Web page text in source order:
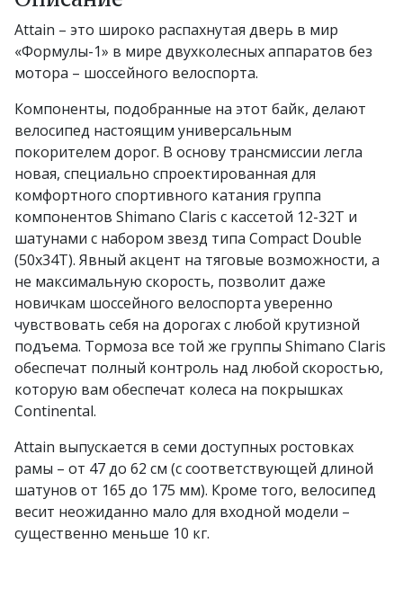
Attain – это широко распахнутая дверь в мир
«Формулы-1» в мире двухколесных аппаратов без
мотора – шоссейного велоспорта.
Компоненты, подобранные на этот байк, делают
велосипед настоящим универсальным
покорителем дорог. В основу трансмиссии легла
новая, специально спроектированная для
комфортного спортивного катания группа
компонентов Shimano Claris с кассетой 12-32Т и
шатунами с набором звезд типа Compact Double
(50х34Т). Явный акцент на тяговые возможности, а
не максимальную скорость, позволит даже
новичкам шоссейного велоспорта уверенно
чувствовать себя на дорогах с любой крутизной
подъема. Тормоза все той же группы Shimano Claris
обеспечат полный контроль над любой скоростью,
которую вам обеспечат колеса на покрышках
Continental.
Attain выпускается в семи доступных ростовках
рамы – от 47 до 62 см (с соответствующей длиной
шатунов от 165 до 175 мм). Кроме того, велосипед
весит неожиданно мало для входной модели –
существенно меньше 10 кг.